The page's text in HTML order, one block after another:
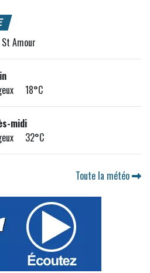
St Amour
18°C
midi
32°C
Toute la météo